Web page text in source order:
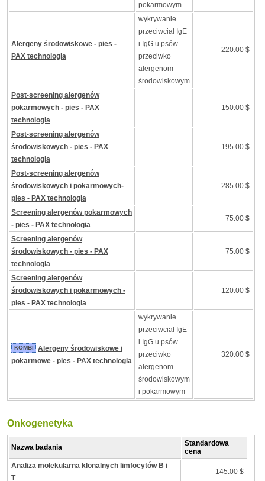
pokarmowym
Alergeny środowiskowe - pies -
PAX technologia
wykrywanie
przeciwciał IgE
i IgG u psów
przeciwko
alergenom
środowiskowym
220.00 $
Post-screening alergenów
pokarmowych - pies - PAX
technologia
150.00 $
Post-screening alergenów
środowiskowych - pies - PAX
technologia
195.00 $
Post-screening alergenów
środowiskowych i pokarmowych-
pies - PAX technologia
285.00 $
Screening alergenów pokarmowych
- pies - PAX technologia
75.00 $
Screening alergenów
środowiskowych - pies - PAX
technologia
75.00 $
Screening alergenów
środowiskowych i pokarmowych -
pies - PAX technologia
120.00 $
KOMBI
Alergeny środowiskowe i
pokarmowe - pies - PAX technologia
wykrywanie
przeciwciał IgE
i IgG u psów
przeciwko
alergenom
środowiskowym
i pokarmowym
320.00 $
Onkogenetyka
Nazwa badania
Standardowa
cena
Analiza molekularna klonalnych limfocytów B i
T
145.00 $